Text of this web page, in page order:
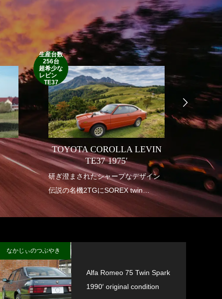
生産台数
256台
超希少な
レビン
TE37
TOYOTA COROLLA LEVIN
TE37 1975′
研ぎ澄まされたシャープなデザイン
伝説の名機2TGにSOREX twin
carburetor
垂涎の幻の一台
1950年
アメリ
も華や
インデ
なかじぃのつぶやき
Alfa Romeo 75 Twin Spark
1990′ original condition